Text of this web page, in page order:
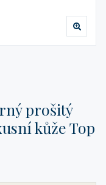
prošitý
kůže Top